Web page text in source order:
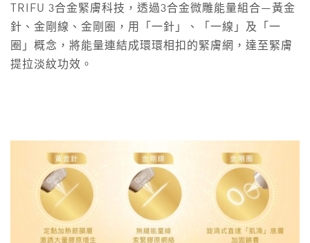
TRIFU 3合金緊膚科技，透過3合金微雕能量組合—黃金
針、金剛線、金剛圈，用「一針」、「一線」及「一
圈」概念，將能量連結成環環相扣的緊膚網，達至緊膚
提拉淡紋功效。